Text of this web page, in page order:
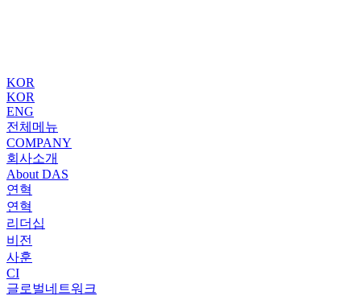
KOR
KOR
ENG
전체메뉴
COMPANY
회사소개
About DAS
연혁
연혁
리더십
비전
사훈
CI
글로벌네트워크